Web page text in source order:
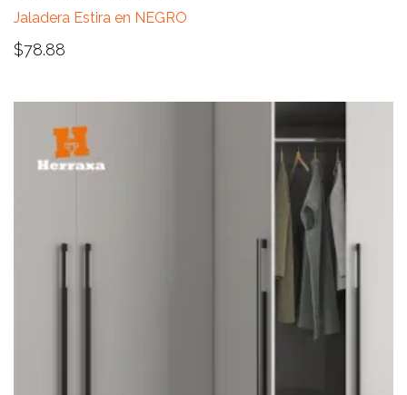
Jaladera Estira en NEGRO
$78.88